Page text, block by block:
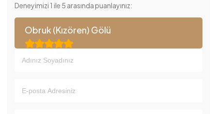
Deneyimizi 1 ile 5 arasında puanlayınız:

Obruk (Kızören) Gölü